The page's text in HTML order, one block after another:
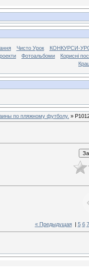
Чисто Урок
КОНКУРСИ-
Фотоальбоми
Корисні
по пляжному футболу. »
« Предыдущая| 5 6 7